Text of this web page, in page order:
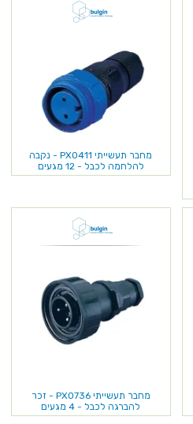
מחבר תעשייתי PX0411 - נקבה
להלחמה לכבל - 12 מגעים
מחבר תעשייתי PX0736 - זכר
להברגה לכבל - 4 מגעים